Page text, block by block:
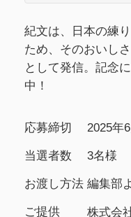
紀文は、日本の練
ため、そのおいし
として発信。記念
中！
応募締切 2025年
当選者数 3名様
お渡し方法 編集部
ご提供 株式会